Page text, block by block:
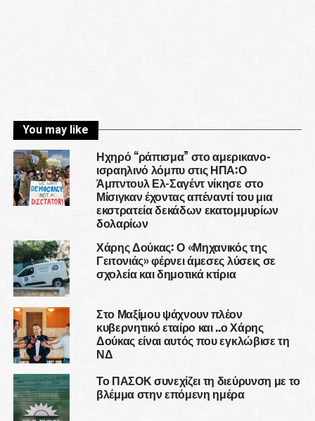
You may like
Ηχηρό “ράπισμα” στο αμερικανο-
ισραηλινό λόμπυ στις ΗΠΑ:Ο
Άμπντουλ Ελ-Σαγέντ νίκησε στο
Μίσιγκαν έχοντας απέναντί του μια
εκστρατεία δεκάδων εκατομμυρίων
δολαρίων
Χάρης Δούκας: Ο «Μηχανικός της
Γειτονιάς» φέρνει άμεσες λύσεις σε
σχολεία και δημοτικά κτίρια
Στο Μαξίμου ψάχνουν πλέον
κυβερνητικό εταίρο και ..ο Χάρης
Δούκας είναι αυτός που εγκλώβισε τη
ΝΔ
Το ΠΑΣΟΚ συνεχίζει τη διεύρυνση με το
βλέμμα στην επόμενη ημέρα